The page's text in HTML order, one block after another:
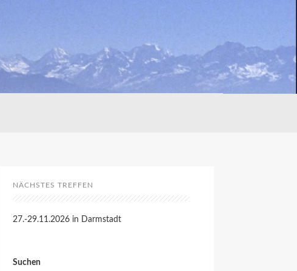
NÄCHSTES TREFFEN
27.-29.11.2026 in Darmstadt
Suchen